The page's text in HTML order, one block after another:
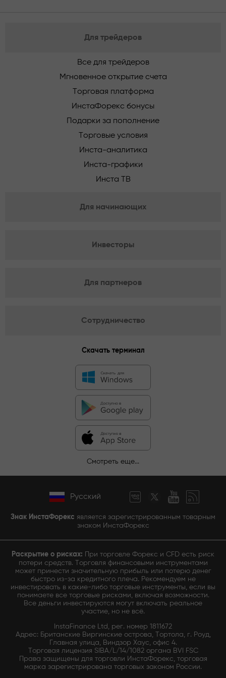
Для трейдеров
Все для трейдеров
Мгновенное открытие счета
Торговая платформа
ИнстаФорекс бонусы
Подарки за пополнение
Торговые условия
Инста-аналитика
Инста-графики
Инста ТВ
Для начинающих
Инвесторы
Для партнеров
Сотрудничество
Скачать терминал
Смотреть еще...
Русский
Знак ИнстаФорекс является зарегистрированным товарным
знаком ИнстаФорекс
Раскрытие о рисках: При торговле Форекс и CFD есть риск
потери средств. Торговля финансовыми инструментами
может принести значительную прибыль или потерю денег
быстро из-за кредитного плеча. Рекомендуем не
инвестировать в какие-либо торговые инструменты, если вы
понимаете все торговые рисками, включая возможности.
Все деньги инвестируются могут включать реальное
участие, но не всё.
InstaFinance Ltd, рег. номер 1811672
Адрес: Британские Виргинские острова, Тортола, г. Роуд,
Главная улица, Виндзор Хаус, офис 4.
Торговая лицензия SIBA/L/14/1082 органа BVI FSC
Права защищены для торговли ИнстаФорекс, торговая
марка зарегистрирована торговых законом России.